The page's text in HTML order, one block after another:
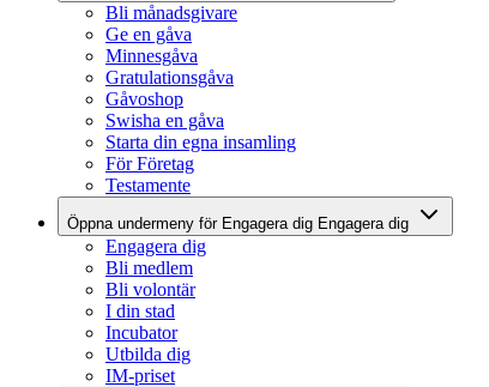
Bli månadsgivare
Ge en gåva
Minnesgåva
Gratulationsgåva
Gåvoshop
Swisha en gåva
Starta din egna insamling
För Företag
Testamente
Öppna undermeny för Engagera dig Engagera dig
Engagera dig
Bli medlem
Bli volontär
I din stad
Incubator
Utbilda dig
IM-priset